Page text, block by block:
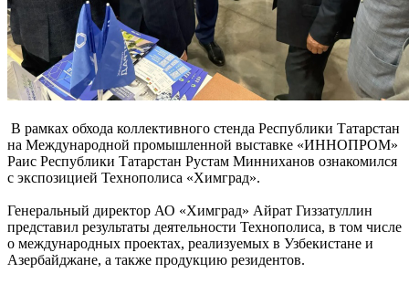
В рамках обхода коллективного стенда Республики Татарстан
на Международной промышленной выставке «ИННОПРОМ»
Раис Республики Татарстан Рустам Минниханов ознакомился
с экспозицией Технополиса «Химград».
Генеральный директор АО «Химград» Айрат Гиззатуллин
представил результаты деятельности Технополиса, в том числе
о международных проектах, реализуемых в Узбекистане и
Азербайджане, а также продукцию резидентов.